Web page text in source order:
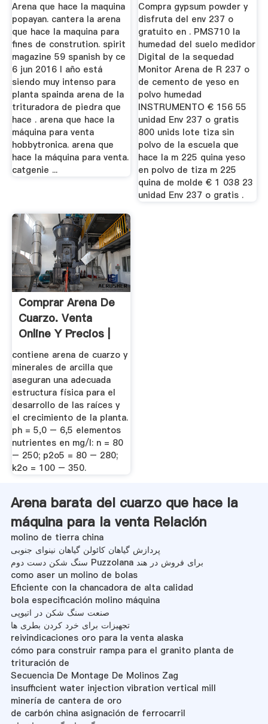
Arena que hace la maquina
popayan. cantera la arena
que hace la maquina para
fines de constrution. spirit
magazine 59 spanish by ce
6 jun 2016 l año está
siendo muy intenso para
planta spainda arena de la
trituradora de piedra que
hace . arena que hace la
máquina para venta
hobbytronica. arena que
hace la máquina para venta.
catgenie ...
Compra gypsum powder y
disfruta del env 237 o
gratuito en . PMS710 la
humedad del suelo medidor
Digital de la sequedad
Monitor Arena de R 237 o
de cemento de yeso en
polvo humedad
INSTRUMENTO € 156 55
unidad Env 237 o gratis
800 unids lote tiza sin
polvo de la escuela que
hace la m 225 quina yeso
en polvo de tiza m 225
quina de molde € 1 038 23
unidad Env 237 o gratis .
Comprar Arena De
Cuarzo. Venta
Online Y Precios |
Agroterra
contiene arena de cuarzo y
minerales de arcilla que
aseguran una adecuada
estructura física para el
desarrollo de las raíces y
el crecimiento de la planta.
ph = 5,0 – 6,5 elementos
nutrientes en mg/l: n = 80
– 250; p2o5 = 80 – 280;
k2o = 100 – 350.
Arena barata del cuarzo que hace la
máquina para la venta Relación
molino de tierra china
پردازش گیاهان کائولن گیاهان نینوای جنوبی
سنگ شکن دست دوم Puzzolana برای فروش در هند
como aser un molino de bolas
Eficiente con la chancadora de alta calidad
bola especificación molino máquina
صنعت سنگ شکن در اتیوپی
تجهیزات برای خرد کردن بطری ها
reivindicaciones oro para la venta alaska
cómo para construir rampa para el granito planta de
trituración de
Secuencia De Montage De Molinos Zag
insufficient water injection vibration vertical mill
minería de cantera de oro
de carbón china asignación de ferrocarril